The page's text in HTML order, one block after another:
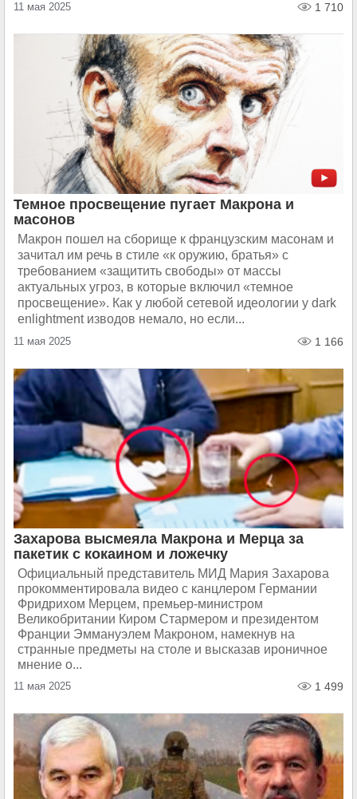
11 мая 2025 1 710
Темное просвещение пугает Макрона и
масонов
Макрон пошел на сборище к французским масонам и
зачитал им речь в стиле «к оружию, братья» с
требованием «защитить свободы» от массы
актуальных угроз, в которые включил «темное
просвещение». Как у любой сетевой идеологии у dark
enlightment изводов немало, но если...
11 мая 2025 1 166
Захарова высмеяла Макрона и Мерца за
пакетик с кокаином и ложечку
Официальный представитель МИД Мария Захарова
прокомментировала видео с канцлером Германии
Фридрихом Мерцем, премьер-министром
Великобритании Киром Стармером и президентом
Франции Эммануэлем Макроном, намекнув на
странные предметы на столе и высказав ироничное
мнение о...
11 мая 2025 1 499